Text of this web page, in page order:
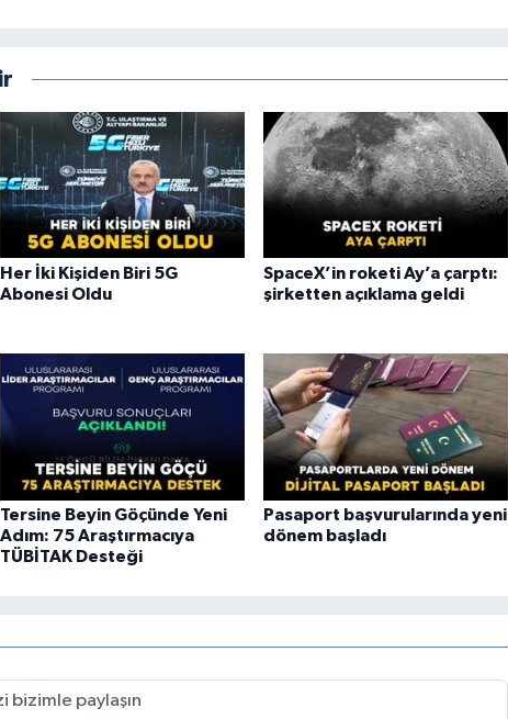
Her İki Kişiden Biri 5G
Abonesi Oldu
SpaceX’in roketi Ay’a çarptı:
şirketten açıklama geldi
Tersine Beyin Göçünde Yeni
Adım: 75 Araştırmacıya
TÜBİTAK Desteği
Pasaport başvurularında yeni
dönem başladı